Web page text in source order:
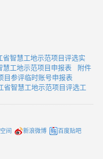
省智慧工地示范项目评选实
慧工地示范项目申报表
附件
目参评临时账号申报表
省智慧工地示范项目评选工
间 新浪微博
百度贴吧